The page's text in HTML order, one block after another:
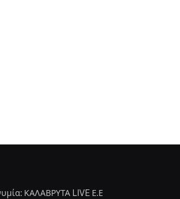
ΚΑΛΑΒΡΥΤΑ LIVE Ε.Ε